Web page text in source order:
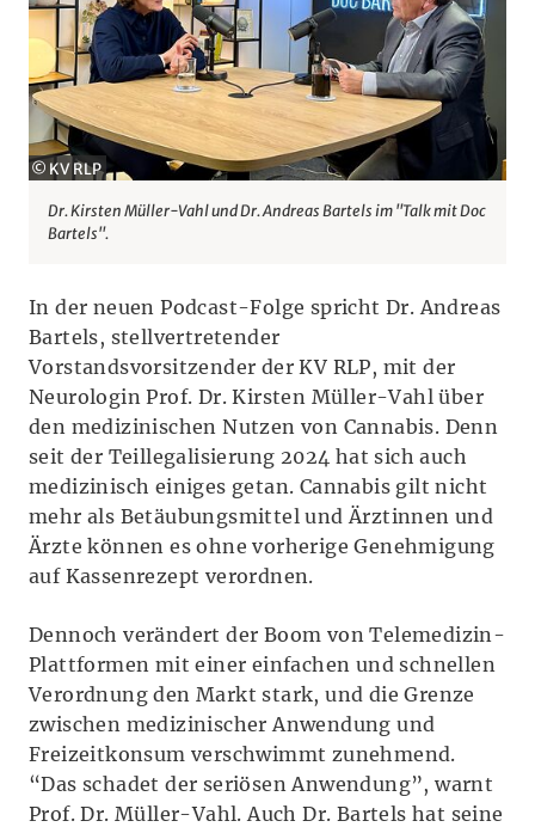
© KV RLP
Dr. Kirsten Müller-Vahl und Dr. Andreas Bartels im "Talk mit Doc
Bartels".
In der neuen Podcast-Folge spricht Dr. Andreas
Bartels, stellvertretender
Vorstandsvorsitzender der KV RLP, mit der
Neurologin Prof. Dr. Kirsten Müller-Vahl über
den medizinischen Nutzen von Cannabis. Denn
seit der Teillegalisierung 2024 hat sich auch
medizinisch einiges getan. Cannabis gilt nicht
mehr als Betäubungsmittel und Ärztinnen und
Ärzte können es ohne vorherige Genehmigung
auf Kassenrezept verordnen.
Dennoch verändert der Boom von Telemedizin-
Plattformen mit einer einfachen und schnellen
Verordnung den Markt stark, und die Grenze
zwischen medizinischer Anwendung und
Freizeitkonsum verschwimmt zunehmend.
“Das schadet der seriösen Anwendung”, warnt
Prof. Dr. Müller-Vahl. Auch Dr. Bartels hat seine